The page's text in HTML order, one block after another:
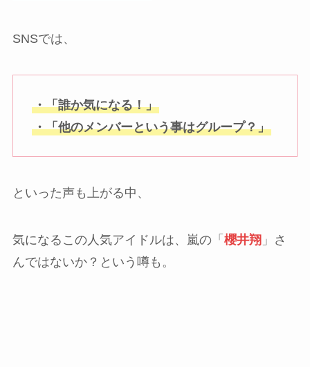
SNSでは、
・「誰か気になる！」
・「他のメンバーという事はグループ？」
といった声も上がる中、
気になるこの人気アイドルは、嵐の「 櫻井翔 」さ
んではないか？という噂も。